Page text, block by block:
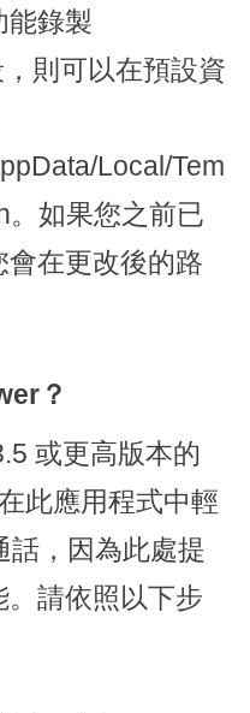
能錄製
則可以在預設資
Local/Tem
。如果您之前已
在更改後的路
？
或更高版本的
此應用程式中輕
話，因為此處提
請依照以下步